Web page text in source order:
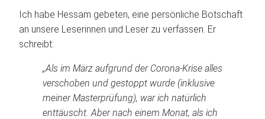
Ich habe Hessam gebeten, eine persönliche Botschaft
an unsere Leserinnen und Leser zu verfassen. Er
schreibt:
„Als im März aufgrund der Corona-Krise alles
verschoben und gestoppt wurde (inklusive
meiner Masterprüfung), war ich natürlich
enttäuscht. Aber nach einem Monat, als ich